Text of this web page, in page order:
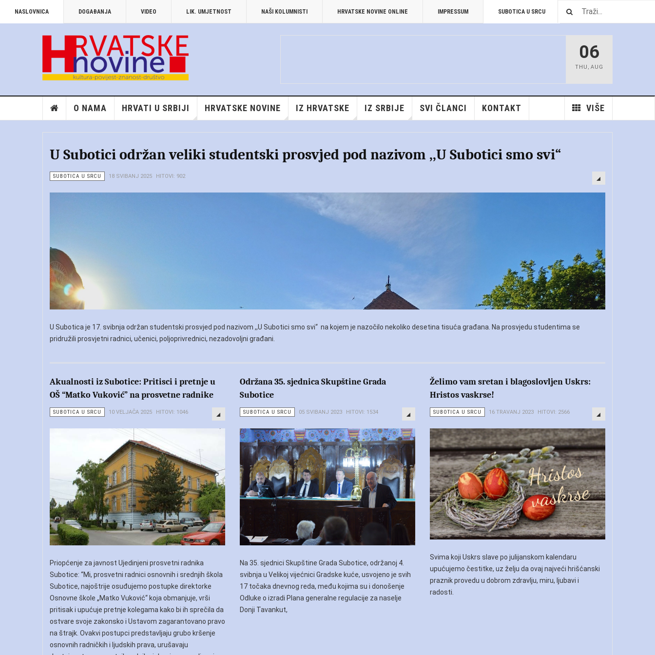
NASLOVNICA DOGAĐANJA VIDEO LIK. UMJETNOST NAŠI KOLUMNISTI HRVATSKE NOVINE ONLINE IMPRESSUM SUBOTICA U SRCU PREUZIMANJA
06
THU , AUG
O NAMA HRVATI U SRBIJI HRVATSKE NOVINE IZ HRVATSKE IZ SRBIJE SVI ČLANCI VIŠE
KONTAKT
U Subotici održan veliki studentski prosvjed pod nazivom ,,U Subotici smo svi“
SUBOTICA U SRCU 18 SVIBANJ 2025 HITOVI: 902
U Subotica je 17. svibnja održan studentski prosvjed pod nazivom ,,U Subotici smo svi“ na kojem je nazočilo nekoliko desetina tisuća građana. Na prosvjedu studentima se
pridružili prosvjetni radnici, učenici, poljoprivrednici, nezadovoljni građani.
Akualnosti iz Subotice: Pritisci i pretnje u
OŠ “Matko Vuković” na prosvetne radnike
SUBOTICA U SRCU 10 VELJAČA 2025 HITOVI: 1046
Priopćenje za javnost Ujedinjeni prosvetni radnika
Subotice: “Mi, prosvetni radnici osnovnih i srednjih škola
Subotice, najoštrije osuđujemo postupke direktorke
Osnovne škole „Matko Vuković“ koja obmanjuje, vrši
pritisak i upućuje pretnje kolegama kako bi ih sprečila da
ostvare svoje zakonsko i Ustavom zagarantovano pravo
na štrajk. Ovakvi postupci predstavljaju grubo kršenje
osnovnih radničkih i ljudskih prava, urušavaju
Održana 35. sjednica Skupštine Grada
Subotice
SUBOTICA U SRCU 05 SVIBANJ 2023 HITOVI: 1534
Na 35. sjednici Skupštine Grada Subotice, održanoj 4.
svibnja u Velikoj vijećnici Gradske kuće, usvojeno je svih
17 točaka dnevnog reda, među kojima su i donošenje
Odluke o izradi Plana generalne regulacije za naselje
Donji Tavankut,
Želimo vam sretan i blagoslovljen Uskrs:
Hristos vaskrse!
SUBOTICA U SRCU 16 TRAVANJ 2023 HITOVI: 2566
Svima koji Uskrs slave po julijanskom kalendaru
upućujemo čestitke, uz želju da ovaj najveći hrišćanski
praznik provedu u dobrom zdravlju, miru, ljubavi i
radosti.